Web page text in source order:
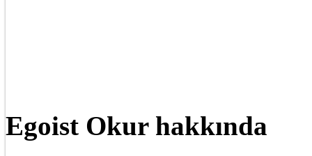
Egoist Okur hakkında